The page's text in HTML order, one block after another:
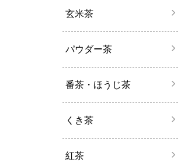
玄米茶
パウダー茶
番茶・ほうじ茶
くき茶
紅茶